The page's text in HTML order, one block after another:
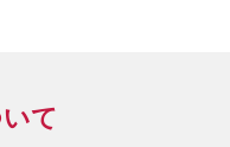
、レンジでホッ
て